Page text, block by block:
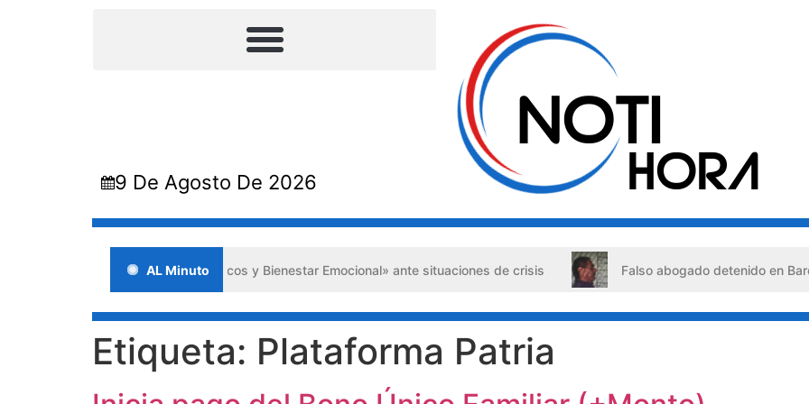
9 De Agosto De 2026
AL Minuto
Psicológicos y Bienestar Emocional» ante situaciones de crisis Falso abogado detenido en Barquisimeto: habría
Etiqueta: Plataforma Patria